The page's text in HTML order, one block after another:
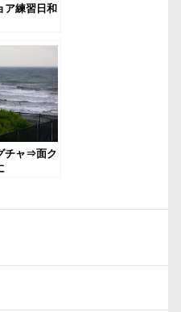
ア練習日和
チャ⇒面ク